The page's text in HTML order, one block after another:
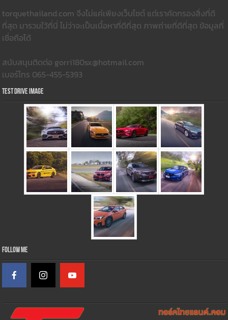
torquethailand.com จึงไม่แค่เพียงเว็บไซต์ แต่เราคัดกรองสิ่งที่ดี
ที่สุด มารวมใว้ที่นี่ ไม่ว่าจะเป็นเนื้อหาที่ดีที่สุด ภาพถ่ายที่ดีที่สุด ข้อมูลที่
เชื่อถือได้
สนับสนุนติดต่อ gorri180sx@hotmail.com
เบอร์โทร 065-455-5393
Test Drive Image
Follow Me